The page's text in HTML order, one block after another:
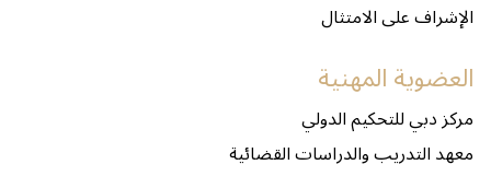
الإشراف على الامتثال
العضوية المهنية
مركز دبي للتحكيم الدولي
معهد التدريب والدراسات القضائية